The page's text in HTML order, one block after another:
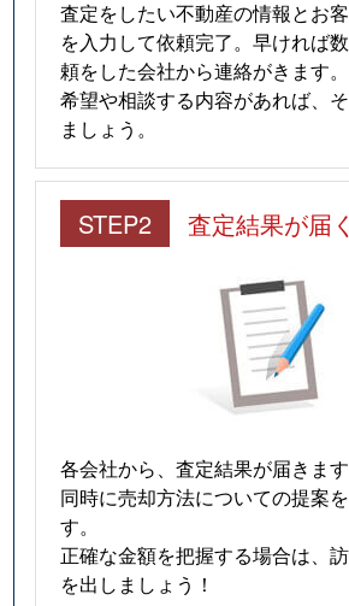
査定をしたい不動産の情報とお
を入力して依頼完了。早ければ
頼をした会社から連絡がきます。
希望や相談する内容があれば、
ましょう。
STEP2 査定結果が届く
各会社から、査定結果が届きます
同時に売却方法についての提案
す。
正確な金額を把握する場合は、
を出しましょう！